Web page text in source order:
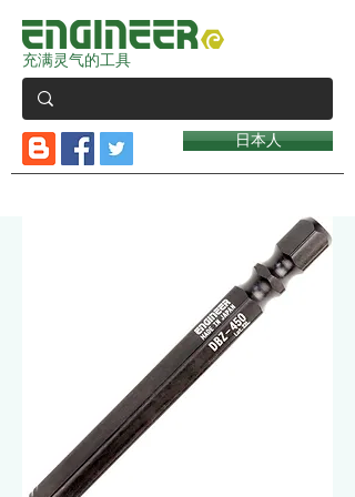
充满灵气的工具
日本人